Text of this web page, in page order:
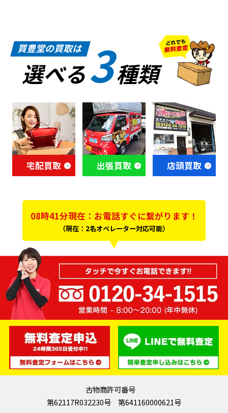
買豊堂の買取は
選べる3種類
宅配買取 出張買取 店頭買取
08時41分現在：お電話すぐに繋がります！
（現在：2名オペレーター対応可能）
古物商許可番号
第62117R032230号 第641160000621号